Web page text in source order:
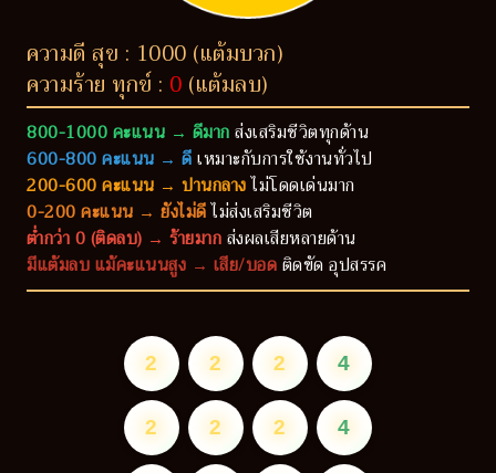
ความดี สุข : 1000 (แต้มบวก)
ความร้าย ทุกข์ : 0 (แต้มลบ)
800-1000 คะแนน → ดีมากส่งเสริมชีวิตทุกด้าน
600-800 คะแนน → ดีเหมาะกับการใช้งานทั่วไป
200-600 คะแนน → ปานกลางไม่โดดเด่นมาก
0-200 คะแนน → ยังไม่ดีไม่ส่งเสริมชีวิต
ต่ำกว่า 0 (ติดลบ) → ร้ายมากส่งผลเสียหลายด้าน
มีแต้มลบ แม้คะแนนสูง → เสีย/บอดติดขัด อุปสรรค
2 2 2 4
2 2 2 4